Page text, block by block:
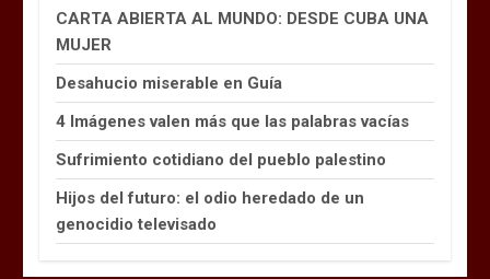
CARTA ABIERTA AL MUNDO: DESDE CUBA UNA
MUJER
Desahucio miserable en Guía
4 Imágenes valen más que las palabras vacías
Sufrimiento cotidiano del pueblo palestino
Hijos del futuro: el odio heredado de un
genocidio televisado